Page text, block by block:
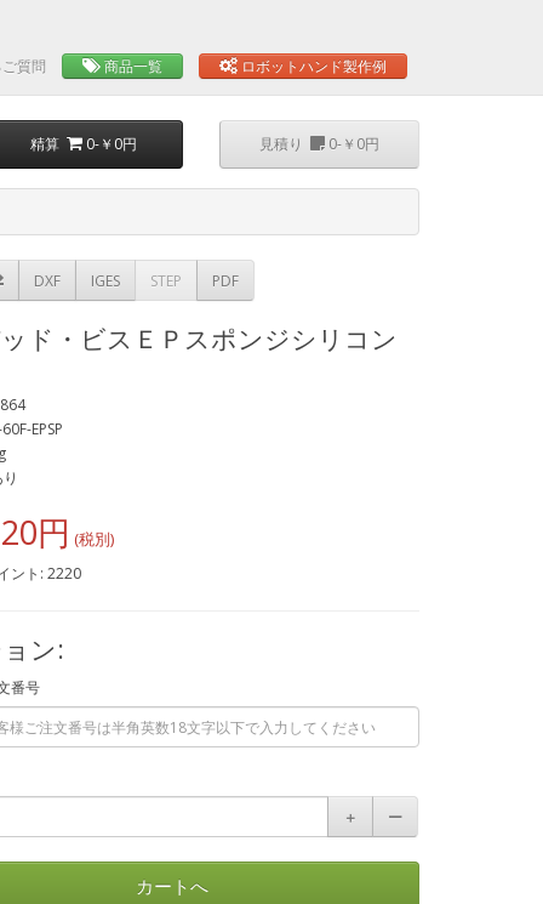
質問 商品一覧 ロボットハンド製作例
精算 0-￥0円 見積り 0-￥0円
DXF IGES STEP PDF
ド・ビスＥＰスポンジシリコン
EPSP
円
ント: 2220
ン:
番号
＋ ー
カートへ